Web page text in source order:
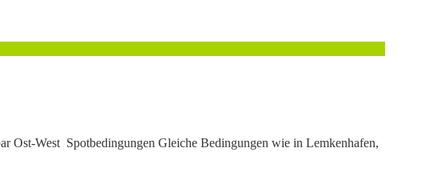
Ost-West Spotbedingungen Gleiche Bedingungen wie in Lemkenhafen,